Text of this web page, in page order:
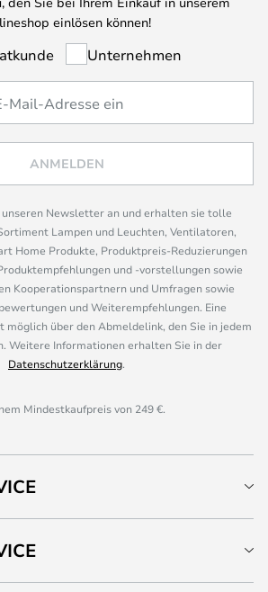
einlösen können!
Unternehmen
ANMELDEN
unseren Newsletter an und erhalten sie tolle
Lampen und Leuchten, Ventilatoren,
Home Produkte, Produktpreis-Reduzierungen
und -vorstellungen sowie
Kooperationspartnern und Umfragen sowie
und Weiterempfehlungen. Eine
möglich über den Abmeldelink, den Sie in jedem
Weitere Informationen erhalten Sie in der
Datenschutzerklärung.
Mindestkaufpreis von 249 €.